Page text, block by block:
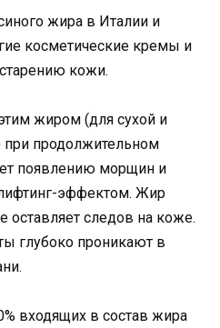
жира в Италии и
косметические кремы и
кожи.
жиром (для сухой и
продолжительном
появлению морщин и
эффектом. Жир
оставляет следов на коже.
глубоко проникают в
входящих в состав жира